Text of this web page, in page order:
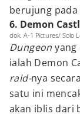
berujung
6. Demon
dok. A-1 Pictures/ Solo
Dungeonyang
ialah Demon
raid-nya
satu ini
akan iblis dari